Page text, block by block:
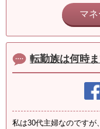
マ
転勤族は何時
私は30代主婦なのですが